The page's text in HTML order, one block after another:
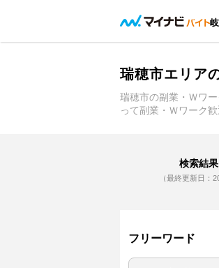
瑞穂市エリア
瑞穂市の副業・Ｗワ
って副業・Ｗワーク
検索結果
（最終更新日：
フリーワード